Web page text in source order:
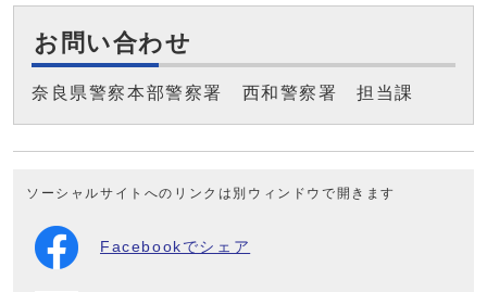
お問い合わせ
奈良県警察本部警察署 西和警察署 担当課
ソーシャルサイトへのリンクは別ウィンドウで開きます
Facebookでシェア